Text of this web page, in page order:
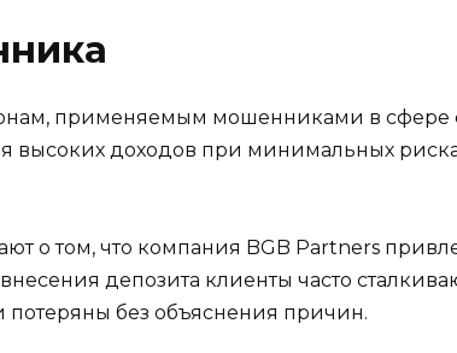
применяемым мошенниками в
доходов при минимальных
о том, что компания BGB Partners
депозита клиенты часто
без объяснения причин.